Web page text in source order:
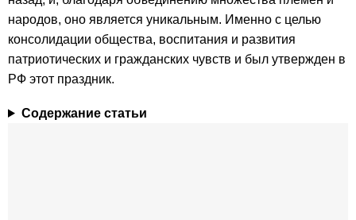
народов, оно является уникальным. Именно с целью
консолидации общества, воспитания и развития
патриотических и гражданских чувств и был утвержден в
РФ этот праздник.
Содержание статьи